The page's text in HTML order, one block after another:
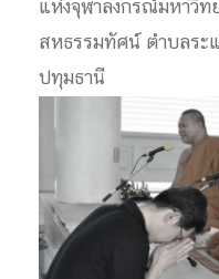
แห่งจุฬาลงกรณ์มหาวิ
สหธรรมทัศน์ ตำบลระ
ปทุมธานี